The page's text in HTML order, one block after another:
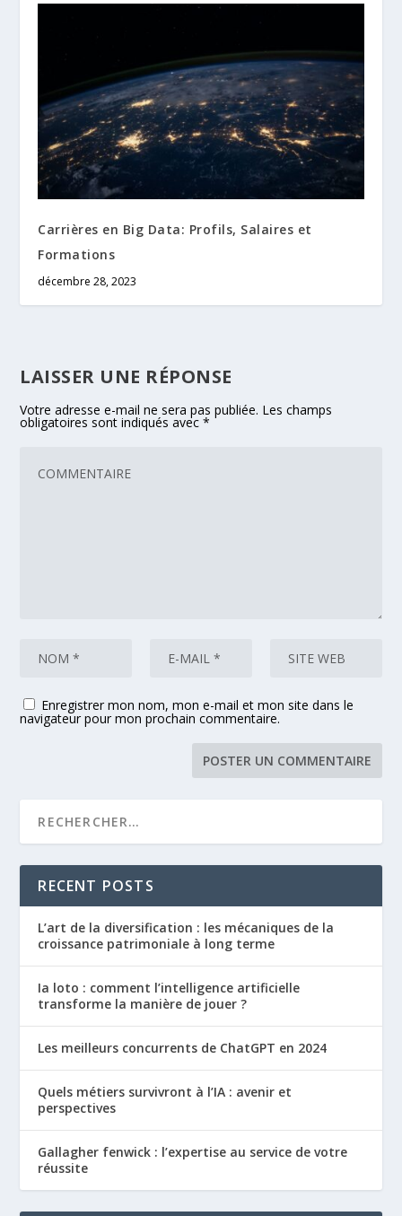
Carrières en Big Data: Profils, Salaires et
Formations
décembre 28, 2023
LAISSER UNE RÉPONSE
Votre adresse e-mail ne sera pas publiée. Les champs
obligatoires sont indiqués avec*
Enregistrer mon nom, mon e-mail et mon site dans le
navigateur pour mon prochain commentaire.
RECENT POSTS
L’art de la diversification : les mécaniques de la
croissance patrimoniale à long terme
Ia loto : comment l’intelligence artificielle
transforme la manière de jouer ?
Les meilleurs concurrents de ChatGPT en 2024
Quels métiers survivront à l’IA : avenir et
perspectives
Gallagher fenwick : l’expertise au service de votre
réussite